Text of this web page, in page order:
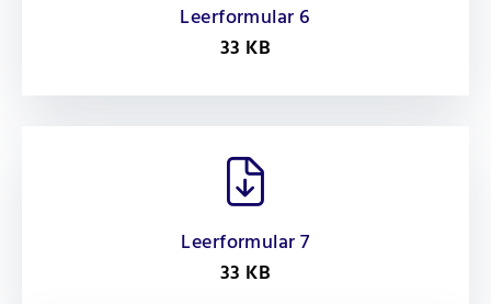
Leerformular 6
33 KB
Leerformular 7
33 KB